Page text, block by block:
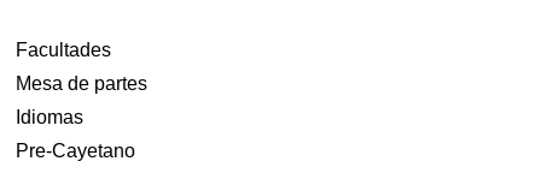
Facultades
Mesa de partes
Idiomas
Pre-Cayetano